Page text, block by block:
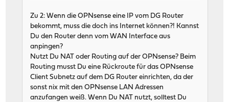
Zu 2: Wenn die OPNsense eine IP vom DG Router
bekommt, muss die doch ins Internet können?! Kannst
Du den Router denn vom WAN Interface aus
anpingen?
Nutzt Du NAT oder Routing auf der OPNsense? Beim
Routing musst Du eine Rückroute für das OPNsense
Client Subnetz auf dem DG Router einrichten, da der
sonst nix mit den OPNsense LAN Adressen
anzufangen weiß. Wenn Du NAT nutzt, solltest Du